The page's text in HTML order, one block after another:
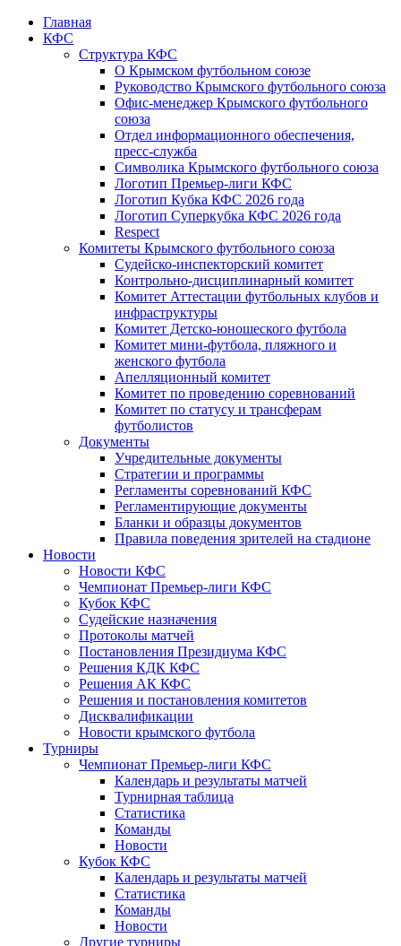
Главная
КФС
Структура КФС
О Крымском футбольном союзе
Руководство Крымского футбольного союза
Офис-менеджер Крымского футбольного
союза
Отдел информационного обеспечения,
пресс-служба
Символика Крымского футбольного союза
Логотип Премьер-лиги КФС
Логотип Кубка КФС 2026 года
Логотип Суперкубка КФС 2026 года
Respect
Комитеты Крымского футбольного союза
Судейско-инспекторский комитет
Контрольно-дисциплинарный комитет
Комитет Аттестации футбольных клубов и
инфраструктуры
Комитет Детско-юношеского футбола
Комитет мини-футбола, пляжного и
женского футбола
Апелляционный комитет
Комитет по проведению соревнований
Комитет по статусу и трансферам
футболистов
Документы
Учредительные документы
Стратегии и программы
Регламенты соревнований КФС
Регламентирующие документы
Бланки и образцы документов
Правила поведения зрителей на стадионе
Новости
Новости КФС
Чемпионат Премьер-лиги КФС
Кубок КФС
Судейские назначения
Протоколы матчей
Постановления Президиума КФС
Решения КДК КФС
Решения АК КФС
Решения и постановления комитетов
Дисквалификации
Новости крымского футбола
Турниры
Чемпионат Премьер-лиги КФС
Календарь и результаты матчей
Турнирная таблица
Статистика
Команды
Новости
Кубок КФС
Календарь и результаты матчей
Статистика
Команды
Новости
Другие турниры